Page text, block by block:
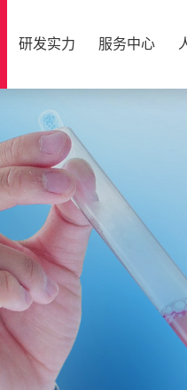
研发实力 服务中心